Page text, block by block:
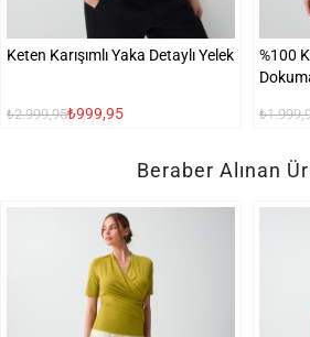
Keten Karışımlı Yaka Detaylı Yelek
₺2.999,95₺999,95
%100
Beraber Alınan